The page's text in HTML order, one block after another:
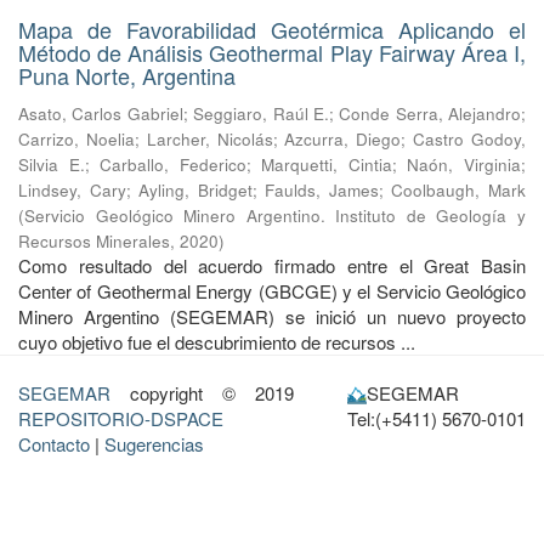
Mapa de Favorabilidad Geotérmica Aplicando el
Método de Análisis Geothermal Play Fairway Área I,
Puna Norte, Argentina
Asato, Carlos Gabriel;Seggiaro, Raúl E.;Conde Serra, Alejandro;
Carrizo, Noelia; Larcher, Nicolás;Azcurra, Diego;Castro Godoy,
Silvia E.;Carballo, Federico; Marquetti, Cintia; Naón, Virginia;
Lindsey, Cary;Ayling, Bridget; Faulds, James;Coolbaugh, Mark
(Servicio Geológico Minero Argentino. Instituto de Geología y
Recursos Minerales, 2020)
Como resultado del acuerdo firmado entre el Great Basin
Center of Geothermal Energy (GBCGE) y el Servicio Geológico
Minero Argentino (SEGEMAR) se inició un nuevo proyecto
cuyo objetivo fue el descubrimiento de recursos ...
SEGEMAR copyright © 2019
REPOSITORIO-DSPACE
Contacto | Sugerencias
SEGEMAR
Tel:(+5411) 5670-0101